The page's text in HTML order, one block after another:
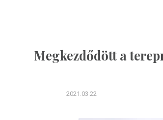
Megkezdődött a
2021.03.22